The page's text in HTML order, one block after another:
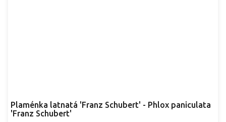
Plaménka latnatá 'Franz Schubert' - Phlox paniculata
'Franz Schubert'